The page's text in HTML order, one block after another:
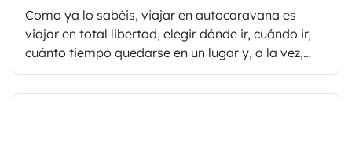
Como ya lo sabéis, viajar en autocaravana es
viajar en total libertad, elegir dónde ir, cuándo ir,
cuánto tiempo quedarse en un lugar y, a la vez,
disfrutar de lugares increíbles, de paisajes
inolvidables, de una puesta de sol, de un amanecer